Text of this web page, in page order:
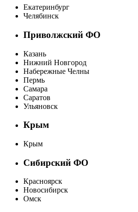
Екатеринбург
Челябинск
Приволжский ФО
Казань
Нижний Новгород
Набережные Челны
Пермь
Самара
Саратов
Ульяновск
Крым
Крым
Сибирский ФО
Красноярск
Новосибирск
Омск